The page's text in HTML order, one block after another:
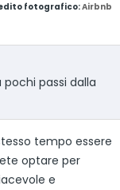
fotografico:Airbnb
passi dalla
tempo essere
optare per
e